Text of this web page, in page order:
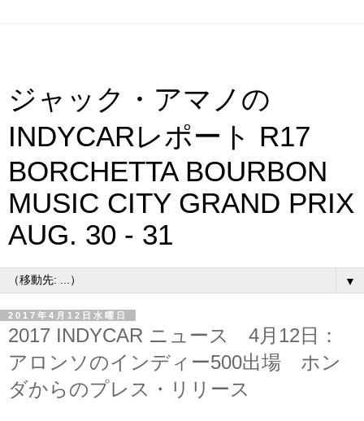
ジャック・アマノの
INDYCARレポート R17
BORCHETTA BOURBON
MUSIC CITY GRAND PRIX
AUG. 30 - 31
▼
2017年4月12日水曜日
2017 INDYCAR ニュース 4月12日：
アロンソのインディー500出場 ホン
ダからのプレス・リリース